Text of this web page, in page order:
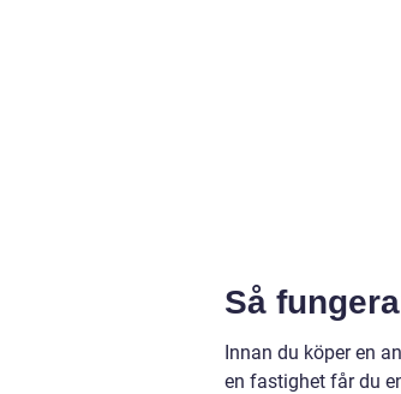
Så
Innan du köper en
en fastighet får du